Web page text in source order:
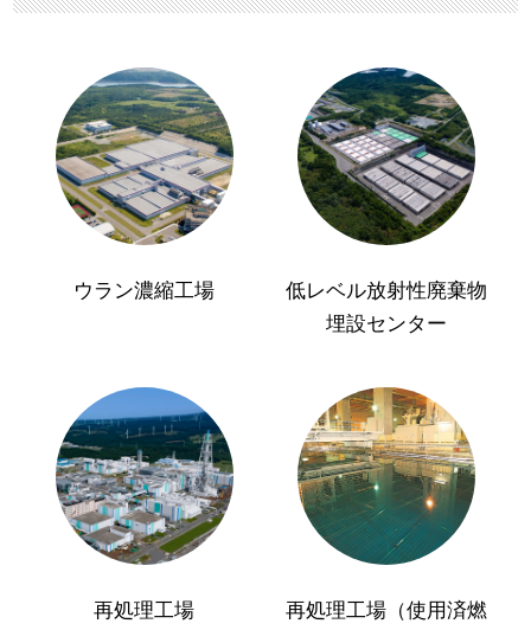
ウラン濃縮工場
低レベル放射性廃棄物
埋設センター
再処理工場
再処理工場（使用済燃